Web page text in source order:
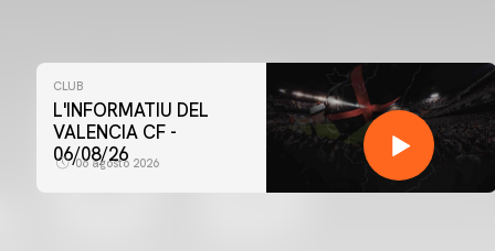
CLUB
L'INFORMATIU DEL
VALENCIA CF -
06/08/26
06 agosto 2026